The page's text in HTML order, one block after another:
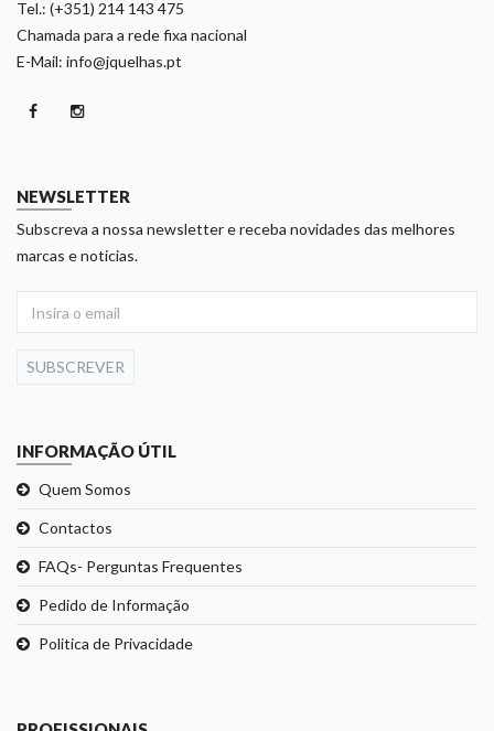
Tel.: (+351) 214 143 475
Chamada para a rede fixa nacional
E-Mail: info@jquelhas.pt
NEWSLETTER
Subscreva a nossa newsletter e receba novidades das melhores
marcas e noticias.
SUBSCREVER
INFORMAÇÃO ÚTIL
Quem Somos
Contactos
FAQs- Perguntas Frequentes
Pedido de Informação
Politica de Privacidade